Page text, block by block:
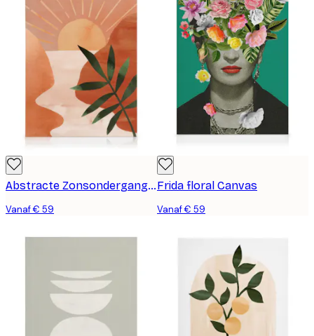
Abstracte Zonsondergang Canvas
Vanaf € 59
Frida floral Canvas
Vanaf € 59